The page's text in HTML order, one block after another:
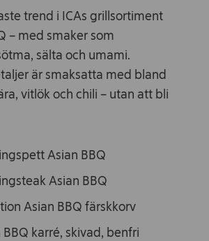
trend i ICAs grillsortiment
– med smaker som
sälta och umami.
är smaksatta med bland
vitlök och chili – utan att bli
Asian BBQ
Asian BBQ
Asian BBQ färskkorv
BBQ karré, skivad, benfri